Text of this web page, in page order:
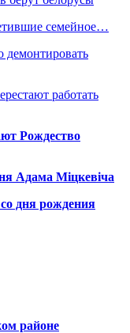
семейное…
демонтировать
работать
Рождество
Адама Міцкевіча
дня рождения
районе